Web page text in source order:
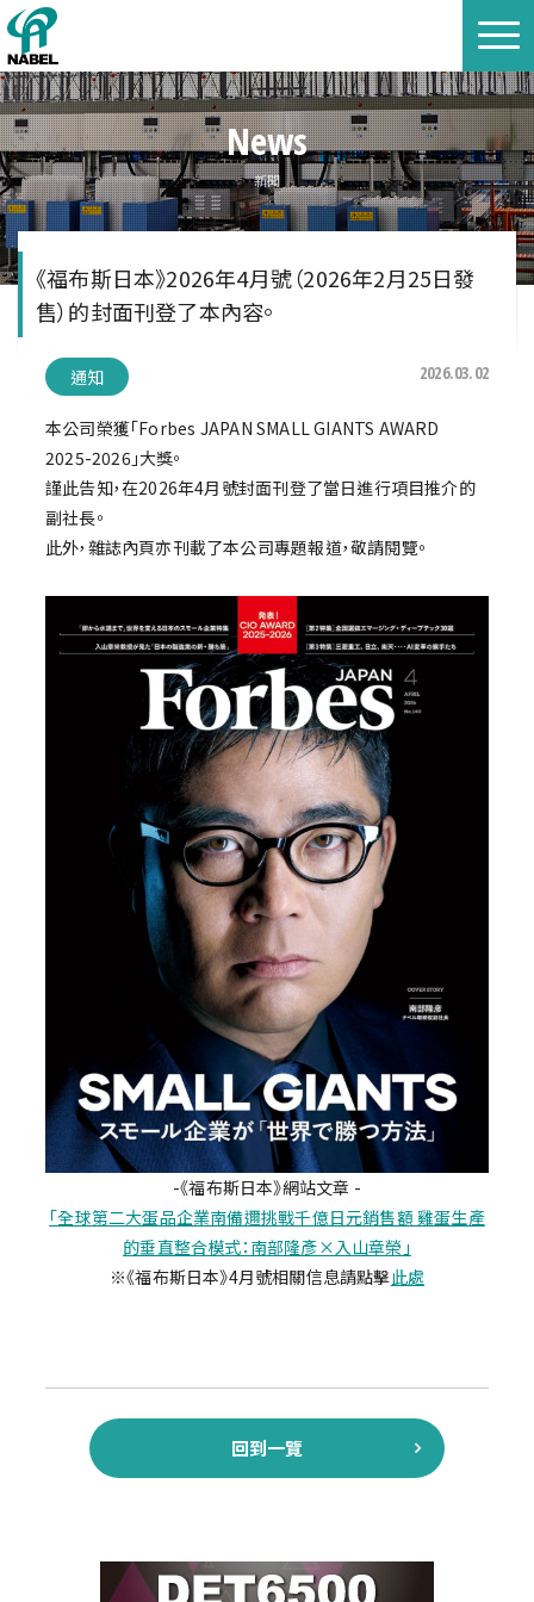
News
新聞
《福布斯日本》2026年4月號（2026年2月25日發
售）的封面刊登了本內容。
通知 2026.03.02
本公司榮獲「Forbes JAPAN SMALL GIANTS AWARD
2025-2026」大獎。
謹此告知，在2026年4月號封面刊登了當日進行項目推介的
副社長。
此外，雜誌內頁亦刊載了本公司專題報道，敬請閱覽。
-《福布斯日本》網站文章 -
「全球第二大蛋品企業南備邇挑戰千億日元銷售額 雞蛋生產
的垂直整合模式：南部隆彥×入山章榮」
※《福布斯日本》4月號相關信息請點擊此處
回到一覽